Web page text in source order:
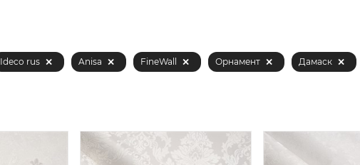
Ideco rus Anisa FineWall Орнамент Дамаск